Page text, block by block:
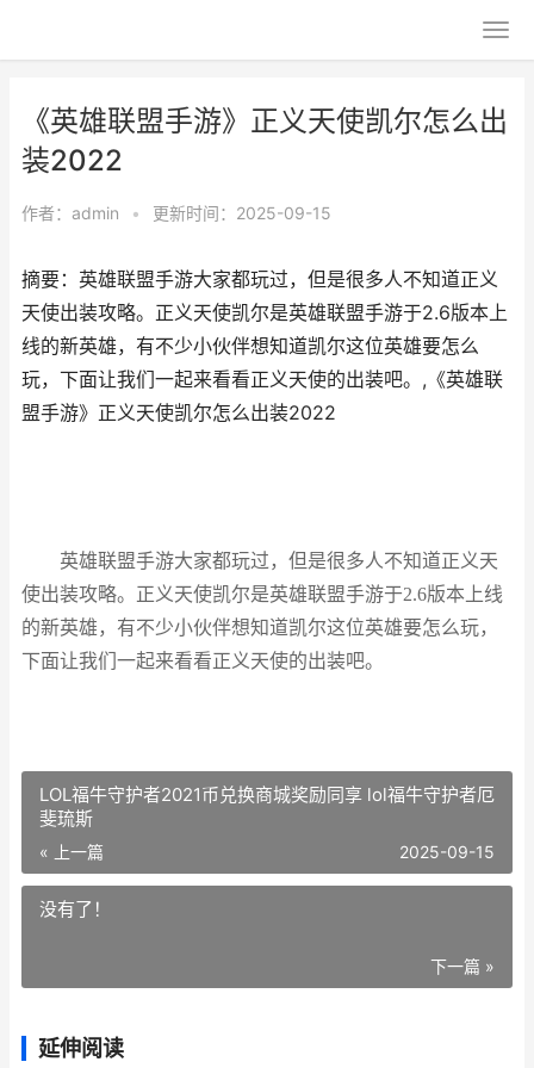
《英雄联盟手游》正义天使凯尔怎么出
装2022
作者： admin • 更新时间：2025-09-15
摘要：英雄联盟手游大家都玩过，但是很多人不知道正义
天使出装攻略。正义天使凯尔是英雄联盟手游于2.6版本上
线的新英雄，有不少小伙伴想知道凯尔这位英雄要怎么
玩，下面让我们一起来看看正义天使的出装吧。,《英雄联
盟手游》正义天使凯尔怎么出装2022
英雄联盟手游大家都玩过，但是很多人不知道正义天
使出装攻略。正义天使凯尔是英雄联盟手游于2.6版本上线
的新英雄，有不少小伙伴想知道凯尔这位英雄要怎么玩，
下面让我们一起来看看正义天使的出装吧。
LOL福牛守护者2021币兑换商城奖励同享 lol福牛守护者厄
斐琉斯
« 上一篇 2025-09-15
没有了！
下一篇 »
延伸阅读